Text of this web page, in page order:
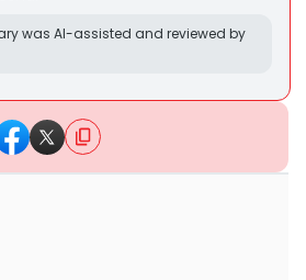
was AI-assisted and reviewed by